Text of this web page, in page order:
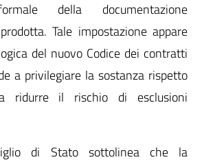
della documentazione
Tale impostazione appare
del nuovo Codice dei contratti
a privilegiare la sostanza rispetto
il rischio di esclusioni
di Stato sottolinea che la